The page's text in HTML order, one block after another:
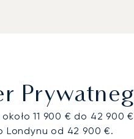
doświadczeniu.
11 900 € do 42
Londynu od 42 900 €.